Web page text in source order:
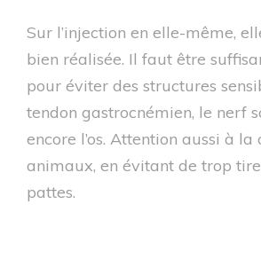
Sur l’injection en elle-même,
bien réalisée. Il faut être
pour éviter des structures
tendon gastrocnémien, le nerf
encore l’os. Attention aussi à la
animaux, en évitant de trop
pattes.